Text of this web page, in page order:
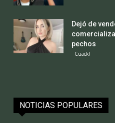
Dejó de
pechos
Cuack!
NOTICIAS POPULARES